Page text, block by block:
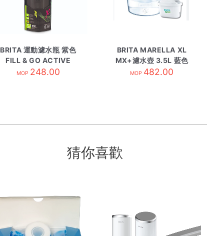
BRITA 運動濾水瓶 紫色
FILL & GO ACTIVE
MOP 248.00
BRITA MARELLA XL
MX+濾水壺 3.5L 藍色
MOP 482.00
猜你喜歡